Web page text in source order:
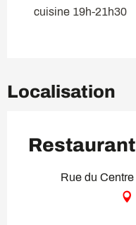
cuisine 19h-21h30
Localisation
Rue du